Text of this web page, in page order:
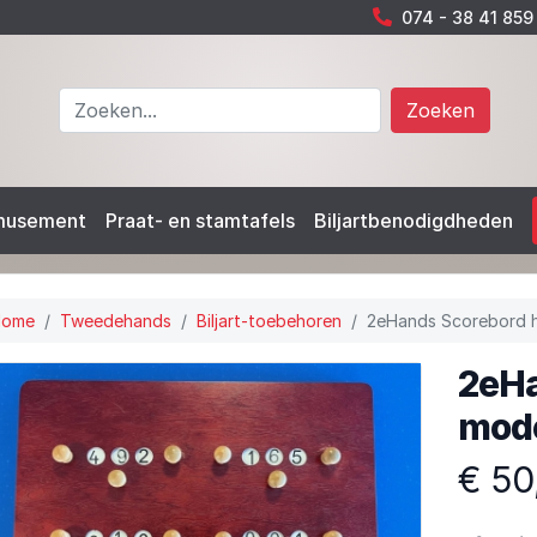
074 - 38 41 859
Zoeken
Praat- en stamtafels Biljartbenodigdheden
Tweedehands Biljart-toebehoren 2eHands Scorebord
€